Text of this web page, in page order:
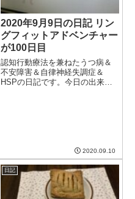
2020年9月9日の日記 リン
グフィットアドベンチャー
が100日目
認知行動療法を兼ねたうつ病＆
不安障害＆自律神経失調症＆
HSPの日記です。今日の出来事
2020.09.10
日記